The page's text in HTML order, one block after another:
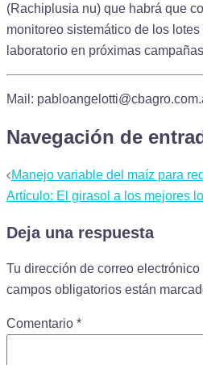
(Rachiplusia nu) que habrá que
monitoreo sistemático de los
laboratorio en próximas
Mail:
Navegación de
Manejo variable del maíz para
Artículo: El girasol a los mejores
Deja una respuesta
Tu dirección de correo
campos obligatorios están
Comentario *